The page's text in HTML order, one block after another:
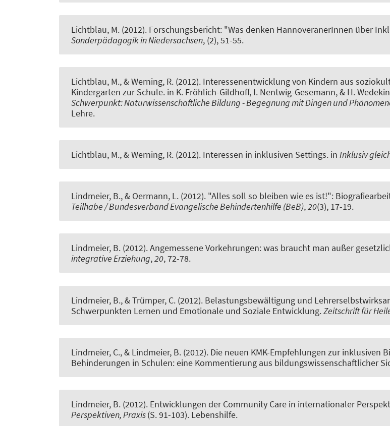
Lichtblau, M. (2012). Forschungsbericht: "Was denken HannoveranerInnen über
Sonderpädagogik in Niedersachsen, (2), 51-55.
Lichtblau, M., & Werning, R. (2012). Interessenentwicklung von Kindern aus
Kindergarten zur Schule. in K. Fröhlich-Gildhoff, I. Nentwig-Gesemann, & H.
Schwerpunkt: Naturwissenschaftliche Bildung - Begegnung mit Dingen und
Lehre.
Lichtblau, M., & Werning, R. (2012). Interessen in inklusiven Settings. in Inklusiv
Lindmeier, B., & Oermann, L. (2012). "Alles soll so bleiben wie es ist!":
Teilhabe / Bundesverband Evangelische Behindertenhilfe (BeB),20(3), 17-19.
Lindmeier, B. (2012).Angemessene Vorkehrungen: was braucht man außer
integrative Erziehung,20, 72-78.
Lindmeier, B., & Trümper, C. (2012). Belastungsbewältigung und
Schwerpunkten Lernen und Emotionale und Soziale Entwicklung.Zeitschrift für
Lindmeier, C., & Lindmeier, B. (2012). Die neuen KMK-Empfehlungen zur inklusiven
Behinderungen in Schulen: eine Kommentierung aus bildungswissenschaftlicher
Lindmeier, B. (2012). Entwicklungen der Community Care in internationaler
Perspektiven, Praxis(S. 91-103). Lebenshilfe.